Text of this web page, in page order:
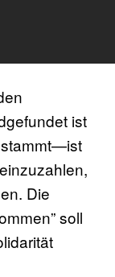
ist
Die
soll